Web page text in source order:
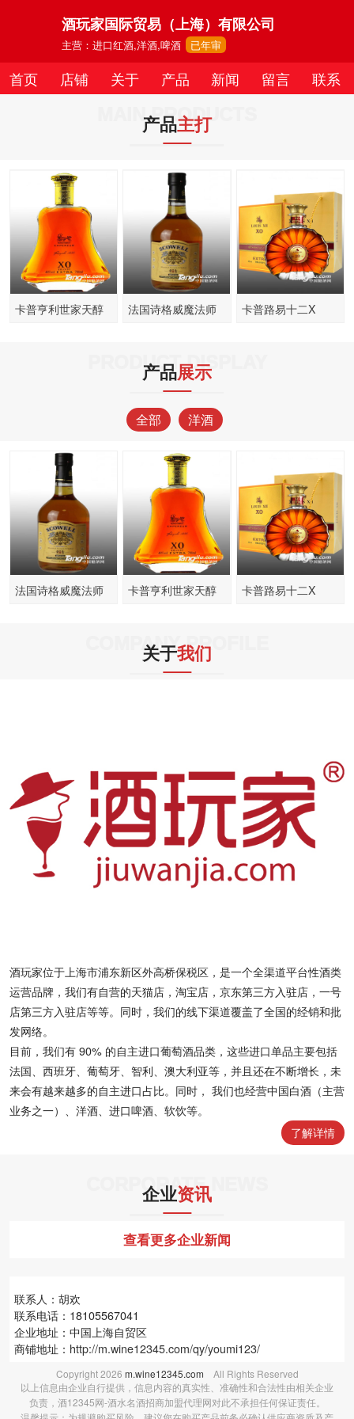
酒玩家国际贸易（上海）有限公司
主营：进口红酒,洋酒,啤酒 已年审
首页 店铺 关于 产品 新闻 留言 联系
MAIN PRODUCTS
产品主打
卡普亨利世家天醇
法国诗格威魔法师
卡普路易十二X
PRODUCT DISPLAY
产品展示
全部 洋酒
法国诗格威魔法师
卡普亨利世家天醇
卡普路易十二X
COMPANY PROFILE
关于我们
酒玩家位于上海市浦东新区外高桥保税区，是一个全渠道平台性酒类
运营品牌，我们有自营的天猫店，淘宝店，京东第三方入驻店，一号
店第三方入驻店等等。同时，我们的线下渠道覆盖了全国的经销和批
发网络。
目前，我们有 90% 的自主进口葡萄酒品类，这些进口单品主要包括
法国、西班牙、葡萄牙、智利、澳大利亚等，并且还在不断增长，未
来会有越来越多的自主进口占比。同时， 我们也经营中国白酒（主营
业务之一）、洋酒、进口啤酒、软饮等。
了解详情
CORPORATE NEWS
企业资讯
查看更多企业新闻
联系人：胡欢
联系电话：18105567041
企业地址：中国上海自贸区
商铺地址： http://m.wine12345.com/qy/youmi123/
Copyright2026 m.wine12345.com All Rights Reserved
以上信息由企业自行提供，信息内容的真实性、准确性和合法性由相关企业
负责，酒12345网-酒水名酒招商加盟代理网对此不承担任何保证责任。